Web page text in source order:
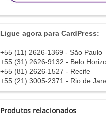
Ligue agora para CardPress:
+55 (11) 2626-1369 - São Paulo
+55 (31) 2626-9132 - Belo
+55 (81) 2626-1527 - Recife
+55 (21) 3005-2371 - Rio de
Produtos relacionados